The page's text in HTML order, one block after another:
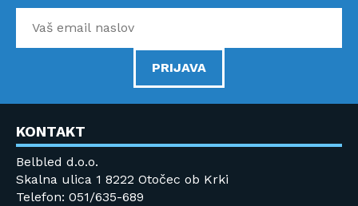
PRIJAVA
KONTAKT
Belbled d.o.o.
Skalna ulica 1 8222 Otočec ob Krki
Telefon: 051/635-689